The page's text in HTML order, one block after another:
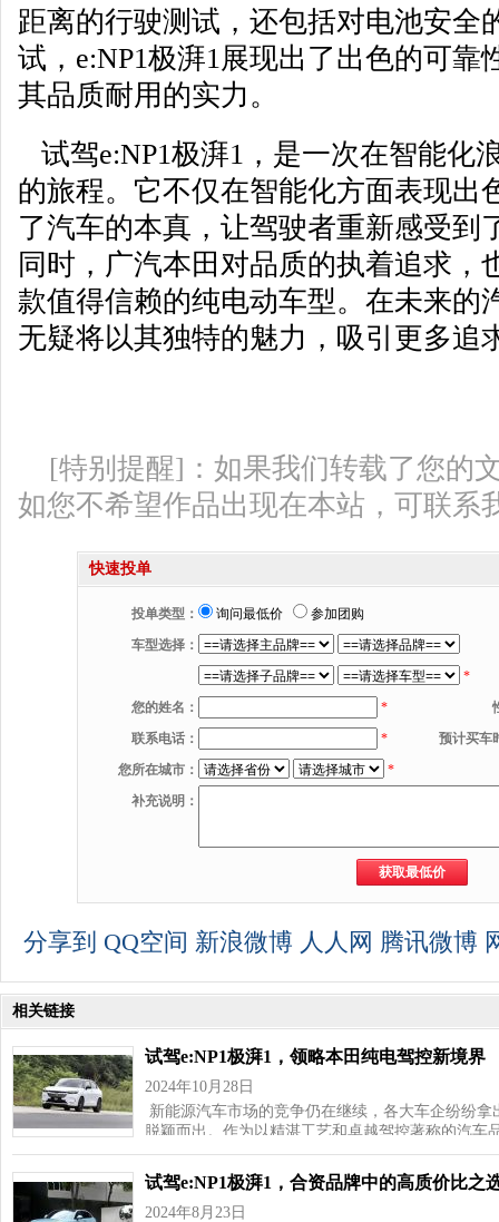
距离的行驶测试，还包括对电池安全
试，e:NP1极湃1展现出了出色的可靠
其品质耐用的实力。
试驾e:NP1极湃1，是一次在智能化
的旅程。它不仅在智能化方面表现出
了汽车的本真，让驾驶者重新感受到
同时，广汽本田对品质的执着追求，
款值得信赖的纯电动车型。在未来的
无疑将以其独特的魅力，吸引更多追
[特别提醒]：如果我们转载了您的
如您不希望作品出现在本站，可联系
快速投单
投单类型： 询问最低价
参加团购
车型选择：
*
您的姓名：
*
联系电话：
*
预计买车
您所在城市：
*
补充说明：
分享到 QQ空间 新浪微博 人人网 腾讯微博
相关链接
试驾e:NP1极湃1，领略本田纯电驾控新境界
2024年10月28日
新能源汽车市场的竞争仍在继续，各大车企纷纷
脱颖而出。作为以精湛工艺和卓越驾控著称的汽车
试驾e:NP1极湃1，合资品牌中的高质价比之
2024年8月23日